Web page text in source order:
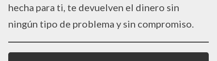
hecha para ti, te devuelven el dinero sin
ningún tipo de problema y sin compromiso.